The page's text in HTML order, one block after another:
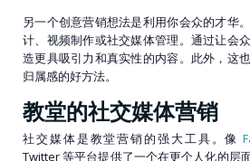
另一个创意营销想法是利用你会众的才华
计、视频制作或社交媒体管理。通过让会
造更具吸引力和真实性的内容。此外，这
归属感的好方法。
教堂的社交媒体营销
社交媒体是教堂营销的强大工具。像
Twitter 等平台提供了一个在更个人化的层